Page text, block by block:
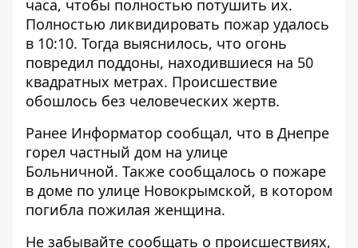
часа, чтобы полностью потушить их.
Полностью ликвидировать пожар удалось
в 10:10. Тогда выяснилось, что огонь
повредил поддоны, находившиеся на 50
квадратных метрах. Происшествие
обошлось без человеческих жертв.
Ранее Информатор сообщал, что в Днепре
горел частный дом на улице
Больничной. Также сообщалось о пожаре
в доме по улице Новокрымской, в котором
погибла пожилая женщина.
Не забывайте сообщать о происшествиях,